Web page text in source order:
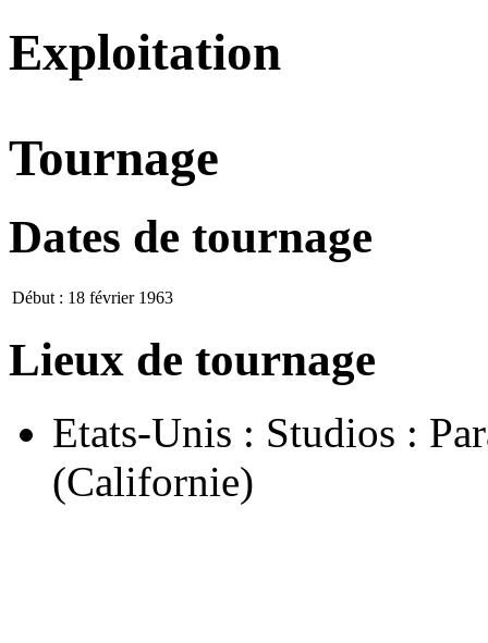
Exploitation
Tournage
Dates de tournage
Début : 18 février 1963
Lieux de tournage
Etats-Unis : Studios :
(Californie)